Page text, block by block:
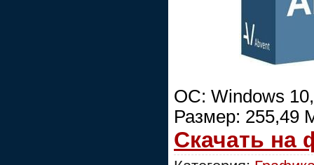
ОС: Windows
Размер: 255,49
Скачать на